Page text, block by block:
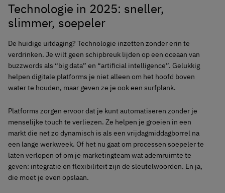
Technologie in 2025: sneller,
slimmer, soepeler
De huidige uitdaging? Technologie inzetten zonder erin te
verdrinken. Je wilt geen schipbreuk lijden op een oceaan van
buzzwords als “big data” en “artificial intelligence”. Gelukkig
helpen digitale platforms je niet alleen om het hoofd boven
water te houden, maar geven ze je ook een surfplank.
Platforms zorgen ervoor dat je kunt automatiseren zonder je
menselijke touch te verliezen. Ze helpen je groeien in een
markt die net zo dynamisch is als een vrijdagmiddagborrel na
een lange werkweek. Of het nu gaat om processen soepeler te
laten verlopen of om je marketingteam wat ademruimte te
geven: integratie en flexibiliteit zijn de sleutelwoorden. En ja,
die moet je even opslaan.